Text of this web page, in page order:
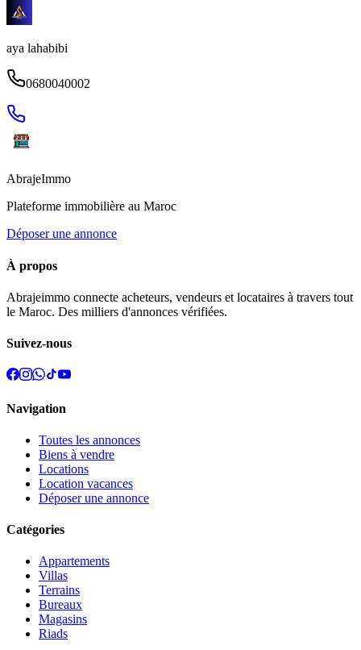
aya lahabibi
0680040002
AbrajeImmo
Plateforme immobilière au Maroc
Déposer une annonce
À propos
Abrajeimmo connecte acheteurs, vendeurs et locataires à travers tout
le Maroc. Des milliers d'annonces vérifiées.
Suivez-nous
Navigation
Toutes les annonces
Biens à vendre
Locations
Location vacances
Déposer une annonce
Catégories
Appartements
Villas
Terrains
Bureaux
Magasins
Riads